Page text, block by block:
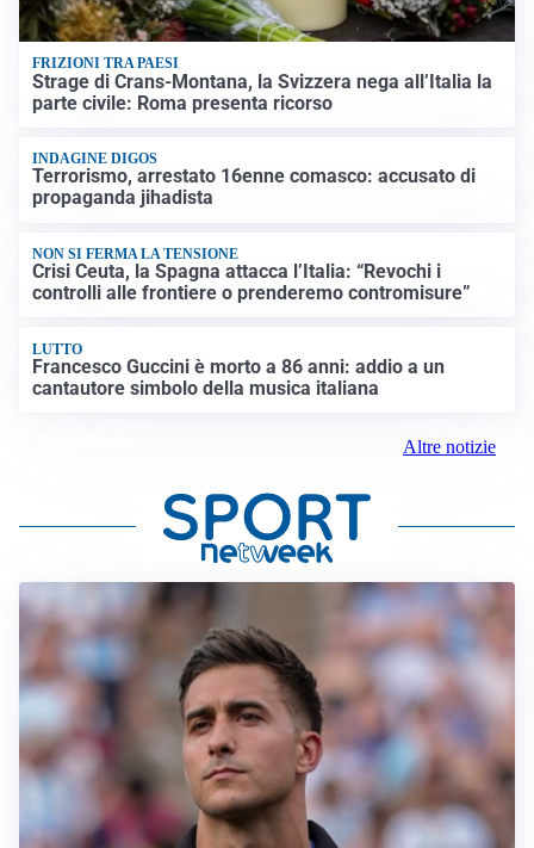
FRIZIONI TRA PAESI
Strage di Crans-Montana, la Svizzera nega all’Italia la
parte civile: Roma presenta ricorso
INDAGINE DIGOS
Terrorismo, arrestato 16enne comasco: accusato di
propaganda jihadista
NON SI FERMA LA TENSIONE
Crisi Ceuta, la Spagna attacca l’Italia: “Revochi i
controlli alle frontiere o prenderemo contromisure”
LUTTO
Francesco Guccini è morto a 86 anni: addio a un
cantautore simbolo della musica italiana
Altre notizie